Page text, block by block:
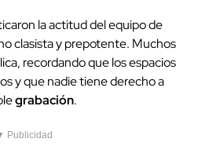
la actitud del equipo de
clasista y prepotente. Muchos
recordando que los espacios
y que nadie tiene derecho a
grabación.
Publicidad